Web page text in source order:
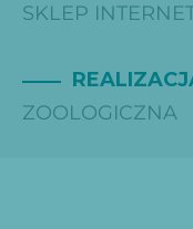
SKLEP
ZOOLOGICZNA